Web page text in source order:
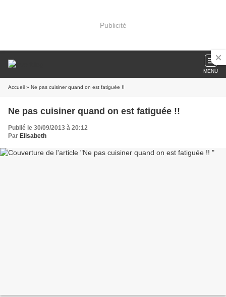
Publicité
MENU
Accueil » Ne pas cuisiner quand on est fatiguée !!
Ne pas cuisiner quand on est fatiguée !!
Publié le 30/09/2013 à 20:12
Par Elisabeth